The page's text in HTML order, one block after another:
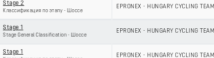
Stage 2
Классификация по этапу - Шоссе
EPRONEX - HUNGARY CYCLING TEAM
Stage 1
Stage General Classification - Шоссе
EPRONEX - HUNGARY CYCLING TEAM
Stage 1
EPRONEX - HUNGARY CYCLING TEAM